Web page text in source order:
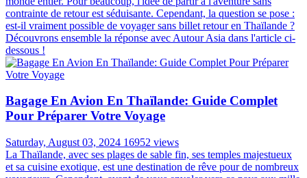
contrainte de retour est séduisante. Cependant, la question se pose :
est-il vraiment possible de voyager sans billet retour en Thaïlande ?
Découvrons ensemble la réponse avec Autour Asia dans l'article ci-
dessous !
Bagage En Avion En Thaïlande: Guide Complet
Pour Préparer Votre Voyage
Saturday, August 03, 2024 16952 views
La Thaïlande, avec ses plages de sable fin, ses temples majestueux
et sa cuisine exotique, est une destination de rêve pour de nombreux